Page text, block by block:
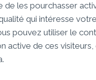
les pourchasser
qui intéresse
pouvez utiliser le
active de ces